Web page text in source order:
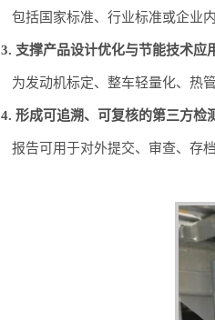
包括国家标准、行业标准或企业内
3. 支撑产品设计优化与节能技术应
为发动机标定、整车轻量化、热
4. 形成可追溯、可复核的第三方检
报告可用于对外提交、审查、存档